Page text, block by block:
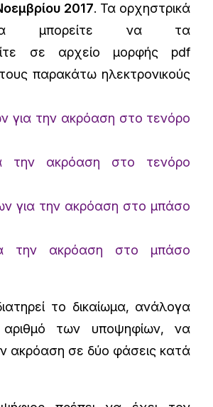
2017. Τα ορχηστρικά
μπορείτε να τα
σε αρχείο μορφής pdf
παρακάτω ηλεκτρονικούς
για την ακρόαση στο τενόρο
την ακρόαση στο τενόρο
για την ακρόαση στο μπάσο
την ακρόαση στο μπάσο
το δικαίωμα, ανάλογα
των υποψηφίων, να
ακρόαση σε δύο φάσεις κατά